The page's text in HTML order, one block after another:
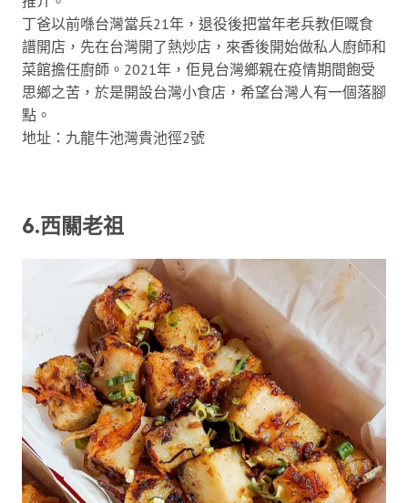
丁爸以前喺台灣當兵21年，退役後把當年老兵教佢嘅食
譜開店，先在台灣開了熱炒店，來香後開始做私人廚師和
菜館擔任廚師。2021年，佢見台灣鄉親在疫情期間飽受
思鄉之苦，於是開設台灣小食店，希望台灣人有一個落腳
點。
地址：九龍牛池灣貴池徑2號
6.西關老祖